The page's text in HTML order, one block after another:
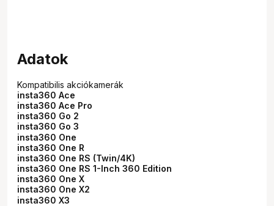
Adatok
Kompatibilis akciókamerák
insta360 Ace
insta360 Ace Pro
insta360 Go 2
insta360 Go 3
insta360 One
insta360 One R
insta360 One RS (Twin/4K)
insta360 One RS 1-Inch 360 Edition
insta360 One X
insta360 One X2
insta360 X3